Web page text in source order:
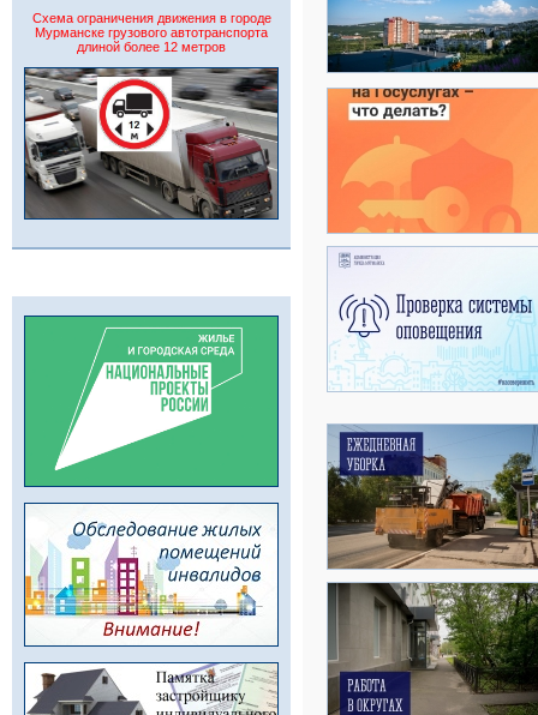
Схема ограничения движения в городе
Мурманске грузового автотранспорта
длиной более 12 метров